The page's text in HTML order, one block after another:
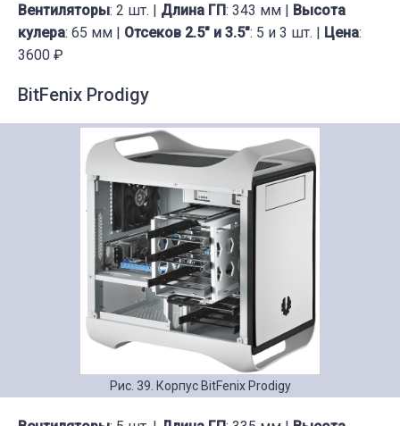
Вентиляторы: 2 шт. | Длина ГП: 343 мм |
Высота
кулера: 65 мм | Отсеков 2.5" и 3.5": 5 и 3 шт. | Цена:
3600 ₽
BitFenix Prodigy
Рис. 39. Корпус BitFenix Prodigy